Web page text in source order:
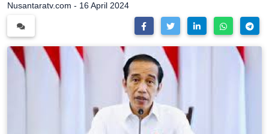
Nusantaratv.com - 16 April 2024